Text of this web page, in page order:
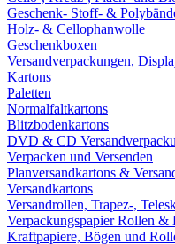
Geschenk- Stoff- &
Holz- & Cellophanwolle
Geschenkboxen
Versandverpackungen,
Kartons
Paletten
Normalfaltkartons
Blitzbodenkartons
DVD & CD
Verpacken und Versenden
Planversandkartons &
Versandkartons
Versandrollen, Trapez-,
Verpackungspapier Rollen &
Kraftpapiere, Bögen und